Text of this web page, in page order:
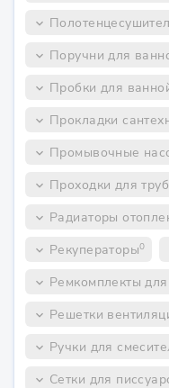
keyboard_arrow_down
keyboard_arrow_down Поручни для
keyboard_arrow_down Пробки для
keyboard_arrow_down Прокладки
keyboard_arrow_down Промывочные
keyboard_arrow_down Проходки для труб
keyboard_arrow_down Радиаторы
keyboard_arrow_down Рекуператоры0
keyboard_arrow_down Ремкомплекты
keyboard_arrow_down Решетки
keyboard_arrow_down Ручки для
keyboard_arrow_down Сетки для